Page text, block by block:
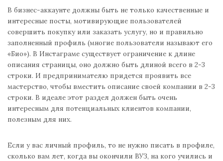
В бизнес-аккаунте должны быть не только качественные и
интересные посты, мотивирующие пользователей
совершить покупку или заказать услугу, но и правильно
заполненный профиль (многие пользователи называют его
«Био»). В Инстаграме существует ограничение к длине
описания страницы, оно должно быть длиной всего в 2-3
строки. И предпринимателю придется проявить все
мастерство, чтобы вместить описание своей компании в 2-3
строки. В идеале этот раздел должен быть очень
интересным для потенциальных клиентов компании,
полезным для них.
Если у вас личный профиль, то не нужно писать в профиле,
сколько вам лет, когда вы окончили ВУЗ, на кого учились и